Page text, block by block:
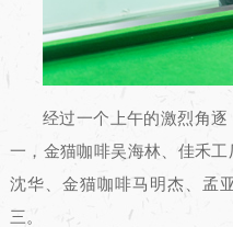
经过一个上午的激烈角
一，金猫咖啡吴海林、佳禾
沈华、金猫咖啡马明杰、孟
三。